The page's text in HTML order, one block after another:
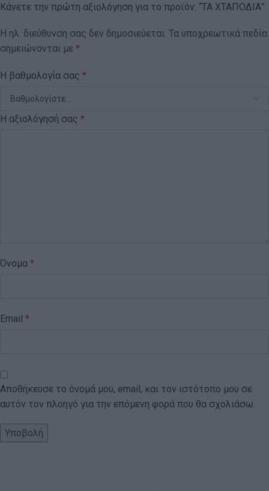
Κάνετε την πρώτη αξιολόγηση για το προϊόν: “ΤΑ ΧΤΑΠΟΔΙΑ”
Η ηλ. διεύθυνση σας δεν δημοσιεύεται. Τα υποχρεωτικά πεδία
σημειώνονται με *
Η βαθμολογία σας *
Η αξιολόγησή σας *
Όνομα *
Email *
Αποθήκευσε το όνομά μου, email, και τον ιστότοπο μου σε
αυτόν τον πλοηγό για την επόμενη φορά που θα σχολιάσω.